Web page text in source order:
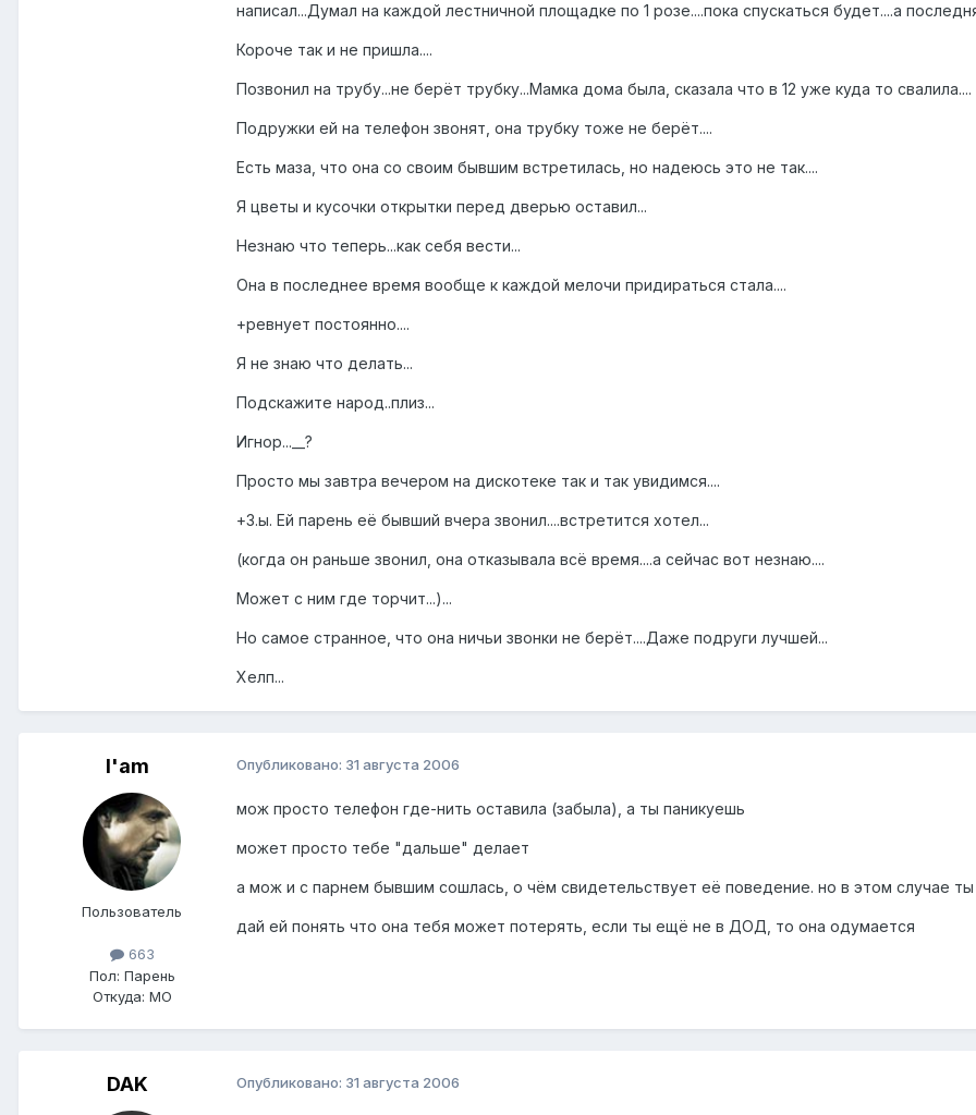
написал...Думал на каждой лестничной площадке по 1 розе....пока спускаться будет....а
Короче так и не пришла....
Позвонил на трубу...не берёт трубку...Мамка дома была, сказала что в 12 уже куда то свалила....
Подружки ей на телефон звонят, она трубку тоже не берёт....
Есть маза, что она со своим бывшим встретилась, но надеюсь это не так....
Я цветы и кусочки открытки перед дверью оставил...
Незнаю что теперь...как себя вести...
Она в последнее время вообще к каждой мелочи придираться стала....
+ревнует постоянно....
Я не знаю что делать...
Подскажите народ..плиз...
Игнор...__?
Просто мы завтра вечером на дискотеке так и так увидимся....
+З.ы. Ей парень её бывший вчера звонил....встретится хотел...
(когда он раньше звонил, она отказывала всё время....а сейчас вот незнаю....
Может с ним где торчит...)...
Но самое странное, что она ничьи звонки не берёт....Даже подруги лучшей...
Хелп...
I'am
Пользователь
663
Пол: Парень
Откуда: МО
Опубликовано: 31 августа 2006
мож просто телефон где-нить оставила (забыла), а ты паникуешь
может просто тебе "дальше" делает
а мож и с парнем бывшим сошлась, о чём свидетельствует её поведение. но в этом случае
дай ей понять что она тебя может потерять, если ты ещё не в ДОД, то она одумается
DAK Опубликовано: 31 августа 2006